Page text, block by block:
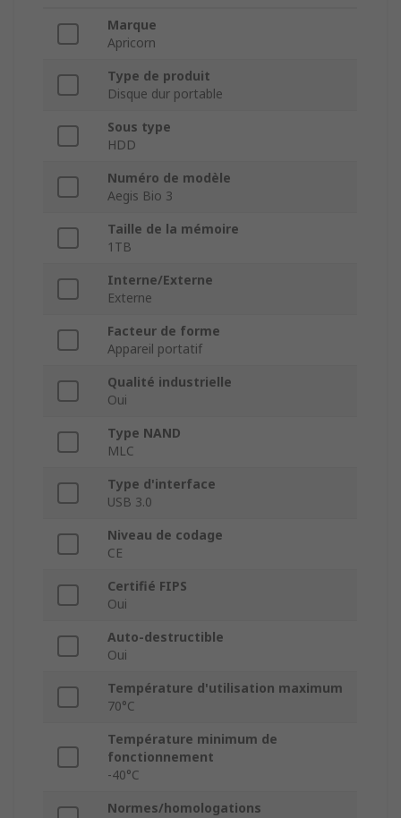
Marque
Apricorn
Type de produit
Disque dur portable
Sous type
HDD
Numéro de modèle
Aegis Bio 3
Taille de la mémoire
1TB
Interne/Externe
Externe
Facteur de forme
Appareil portatif
Qualité industrielle
Oui
Type NAND
MLC
Type d'interface
USB 3.0
Niveau de codage
CE
Certifié FIPS
Oui
Auto-destructible
Oui
Température d'utilisation maximum
70°C
Température minimum de
fonctionnement
-40°C
Normes/homologations